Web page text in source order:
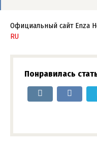
Официальный сайт Enza
RU
Понравилась